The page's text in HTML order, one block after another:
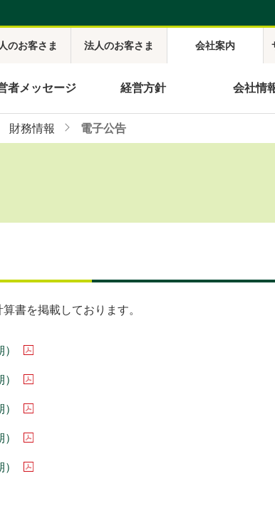
のお客さま 法人のお客さま 会社案内
者メッセージ 経営方針 会社情
財務情報 電子公告
書を掲載しております。